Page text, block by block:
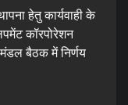
हेतु कार्यवाही के
कॉरपोरेशन
बैठक में निर्णय